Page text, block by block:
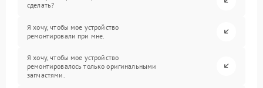
сделать?
Я хочу, чтобы мое устройство
ремонтировали при мне.
Я хочу, чтобы мое устройство
ремонтировалось только оригинальными
запчастями.